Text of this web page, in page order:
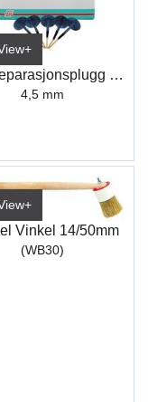
Dekkreparasjonsplugg 511 3216 A (40)
4,5 mm
Vinkel 14/50mm
(WB30)